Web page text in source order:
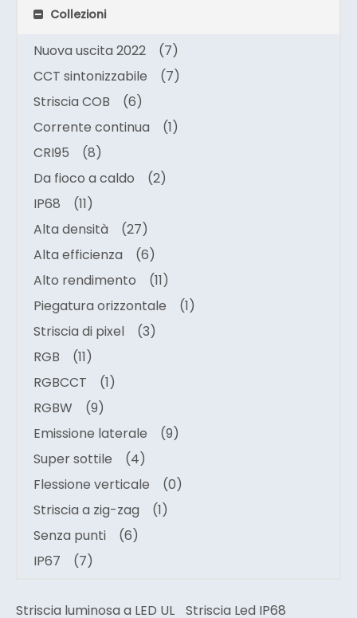
Collezioni
Nuova uscita 2022
(7)
CCT sintonizzabile
(7)
Striscia COB
(6)
Corrente continua
(1)
CRI95
(8)
Da fioco a caldo
(2)
IP68
(11)
Alta densità
(27)
Alta efficienza
(6)
Alto rendimento
(11)
Piegatura orizzontale
(1)
Striscia di pixel
(3)
RGB
(11)
RGBCCT
(1)
RGBW
(9)
Emissione laterale
(9)
Super sottile
(4)
Flessione verticale
(0)
Striscia a zig-zag
(1)
Senza punti
(6)
IP67
(7)
Striscia luminosa a LED UL Striscia Led IP68